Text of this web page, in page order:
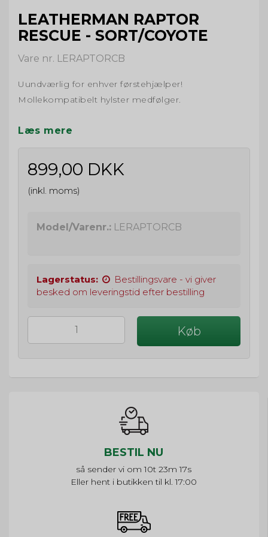
LEATHERMAN RAPTOR
RESCUE - SORT/COYOTE
Vare nr. LERAPTORCB
Uundværlig for enhver førstehjælper!
Mollekompatibelt hylster medfølger.
Læs mere
899,00 DKK
(inkl. moms)
Model/Varenr.: LERAPTORCB
Lagerstatus:
Bestillingsvare - vi giver
besked om leveringstid efter bestilling
Køb
BESTIL NU
så sender vi om10t 23m 16s
Eller hent i butikken til kl. 17:00